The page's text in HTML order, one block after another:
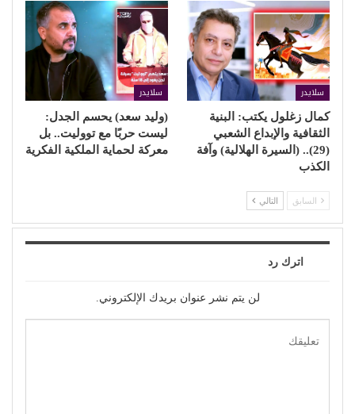
سلايدر
كمال زغلول يكتب: البنية
الثقافية والإبداع الشعبي
(29).. (السيرة الهلالية) وآفة
الكذب
سلايدر
(وليد سعد) يحسم الجدل:
ليست حربًا مع تووليت.. بل
معركة لحماية الملكية الفكرية
السابق التالي
اترك رد
لن يتم نشر عنوان بريدك الإلكتروني.